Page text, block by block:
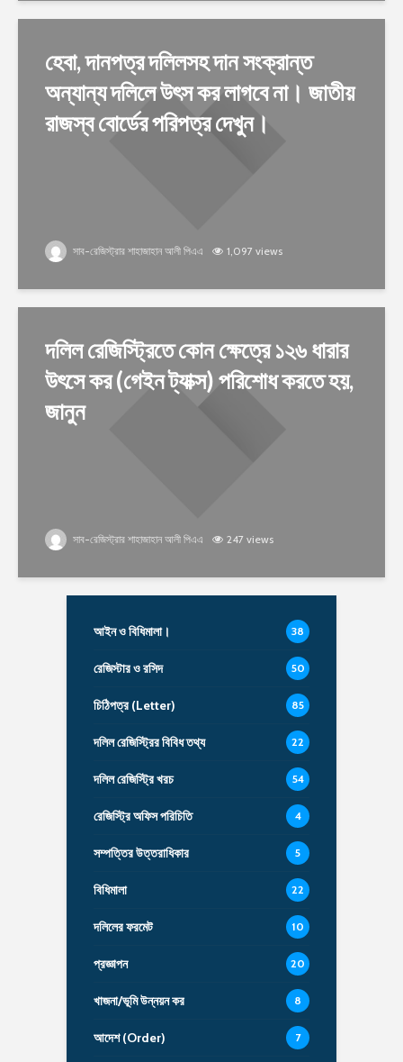
হেবা, দানপত্র দলিলসহ দান সংক্রান্ত
অন্যান্য দলিলে উৎস কর লাগবে না। জাতীয়
রাজস্ব বোর্ডের পরিপত্র দেখুন।
সাব-রেজিস্ট্রার শাহাজাহান আলী পিএএ 1,097 views
দলিল রেজিস্ট্রিতে কোন ক্ষেত্রে ১২৬ ধারার
উৎসে কর (গেইন ট্যাক্স) পরিশোধ করতে হয়,
জানুন
সাব-রেজিস্ট্রার শাহাজাহান আলী পিএএ 247 views
আইন ও বিধিমালা। 38
রেজিস্টার ও রসিদ 50
চিঠিপত্র (Letter) 85
দলিল রেজিস্ট্রির বিবিধ তথ্য 22
দলিল রেজিস্ট্রি খরচ 54
রেজিস্ট্রি অফিস পরিচিতি 4
সম্পত্তির উত্তরাধিকার 5
বিধিমালা 22
দলিলের ফরমেট 10
প্রজ্ঞাপন 20
খাজনা/ভূমি উন্নয়ন কর 8
আদেশ (Order) 7